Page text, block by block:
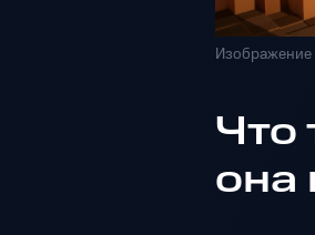
Изображение
Что
она